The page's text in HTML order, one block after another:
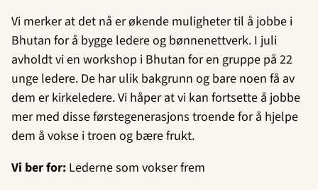
Vi merker at det nå er økende muligheter til å jobbe i
Bhutan for å bygge ledere og bønnenettverk. I juli
avholdt vi en workshop i Bhutan for en gruppe på 22
unge ledere. De har ulik bakgrunn og bare noen få av
dem er kirkeledere. Vi håper at vi kan fortsette å jobbe
mer med disse førstegenerasjons troende for å hjelpe
dem å vokse i troen og bære frukt.
Vi ber for: Lederne som vokser frem